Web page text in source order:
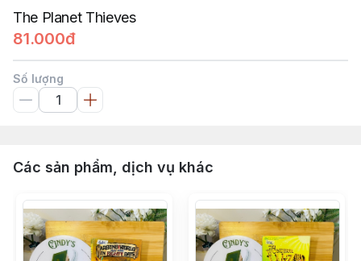
The Planet Thieves
81.000đ
Số lượng
Các sản phẩm, dịch vụ khác